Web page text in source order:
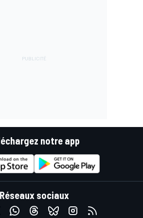
notre app
Réseaux sociaux